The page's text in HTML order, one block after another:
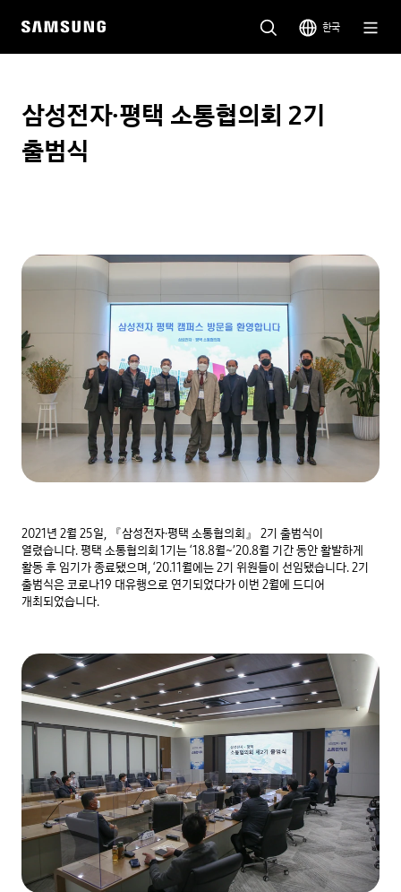
한국
삼성전자·평택 소통협의회 2기
출범식
2021년 2월 25일, 『삼성전자∙평택 소통협의회』 2기 출범식이
열렸습니다. 평택 소통협의회 1기는 ‘18.8월~’20.8월 기간 동안 활발하게
활동 후 임기가 종료됐으며, ‘20.11월에는 2기 위원들이 선임됐습니다. 2기
출범식은 코로나19 대유행으로 연기되었다가 이번 2월에 드디어
개최되었습니다.